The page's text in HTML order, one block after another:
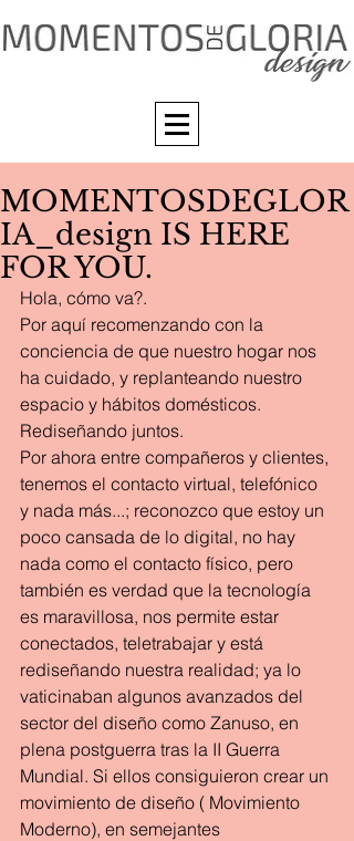
MOMENTOSDEGLOR
IA_design IS HERE
FOR YOU.
Hola, cómo va?.
Por aquí recomenzando con la
conciencia de que nuestro hogar nos
ha cuidado, y replanteando nuestro
espacio y hábitos domésticos.
Rediseñando juntos.
Por ahora entre compañeros y clientes,
tenemos el contacto virtual, telefónico
y nada más...; reconozco que estoy un
poco cansada de lo digital, no hay
nada como el contacto físico, pero
también es verdad que la tecnología
es maravillosa, nos permite estar
conectados, teletrabajar y está
rediseñando nuestra realidad; ya lo
vaticinaban algunos avanzados del
sector del diseño como Zanuso, en
plena postguerra tras la II Guerra
Mundial. Si ellos consiguieron crear un
movimiento de diseño ( Movimiento
Moderno), en semejantes